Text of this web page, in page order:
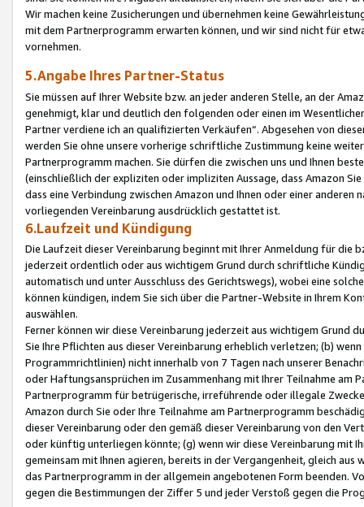
Wir machen keine Zusicherungen und übernehmen keine
mit dem Partnerprogramm erwarten können, und wir sind nicht für
vornehmen.
5.Angabe Ihres Partner-Status
Sie müssen auf Ihrer Website bzw. an jeder anderen Stelle, an der
genehmigt, klar und deutlich den folgenden oder einen im
Partner verdiene ich an qualifizierten Verkäufen“. Abgesehen von
werden Sie ohne unsere vorherige schriftliche Zustimmung keine
Partnerprogramm machen. Sie dürfen die zwischen uns und Ihnen
(einschließlich der expliziten oder impliziten Aussage, dass Amazon
dass eine Verbindung zwischen Amazon und Ihnen oder einer
vorliegenden Vereinbarung ausdrücklich gestattet ist.
6.Laufzeit und Kündigung
Die Laufzeit dieser Vereinbarung beginnt mit Ihrer Anmeldung für die
jederzeit ordentlich oder aus wichtigem Grund durch schriftliche
automatisch und unter Ausschluss des Gerichtswegs), wobei eine
können kündigen, indem Sie sich über die Partner-Website in Ihrem
auswählen.
Ferner können wir diese Vereinbarung jederzeit aus wichtigem Grund
Sie Ihre Pflichten aus dieser Vereinbarung erheblich verletzen; (b)
Programmrichtlinien) nicht innerhalb von 7 Tagen nach unserer
oder Haftungsansprüchen im Zusammenhang mit Ihrer Teilnahme am
Partnerprogramm für betrügerische, irreführende oder illegale
Amazon durch Sie oder Ihre Teilnahme am Partnerprogramm
dieser Vereinbarung oder den gemäß dieser Vereinbarung von den
oder künftig unterliegen könnte; (g) wenn wir diese Vereinbarung mit
gemeinsam mit Ihnen agieren, bereits in der Vergangenheit, gleich
das Partnerprogramm in der allgemein angebotenen Form beenden.
gegen die Bestimmungen der Ziffer 5 und jeder Verstoß gegen die